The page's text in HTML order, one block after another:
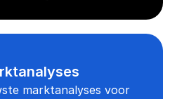
marktanalyses voor